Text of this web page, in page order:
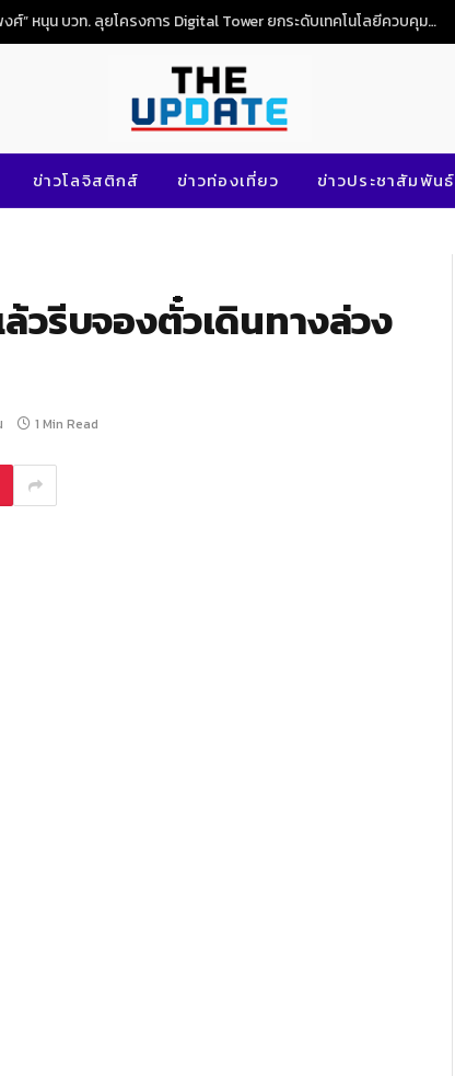
“ภัทรพงศ์” หนุน บวท. ลุยโครงการ Digital Tower ยกระดับเทคโนโลยีควบคุมจราจรทางอากาศไทย
ข่าวโลจิสติกส์ ข่าวท่องเที่ยว ข่าวประชาสัมพันธ์
วรีบจองตั๋วเดินทางล่วง
1 Min Read